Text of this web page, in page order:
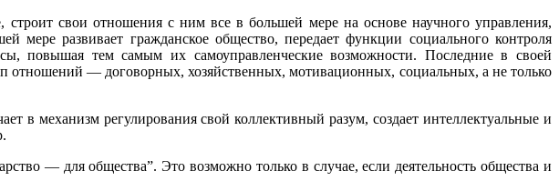
свои отношения с ним все в большей мере на основе научного управления,
развивает гражданское общество, передает функции социального контроля
повышая тем самым их самоуправленческие возможности. Последние в своей
отношений — договорных, хозяйственных, мотивационных, социальных, а не только
в механизм регулирования свой коллективный разум, создает интеллектуальные и
— для общества”. Это возможно только в случае, если деятельность общества и